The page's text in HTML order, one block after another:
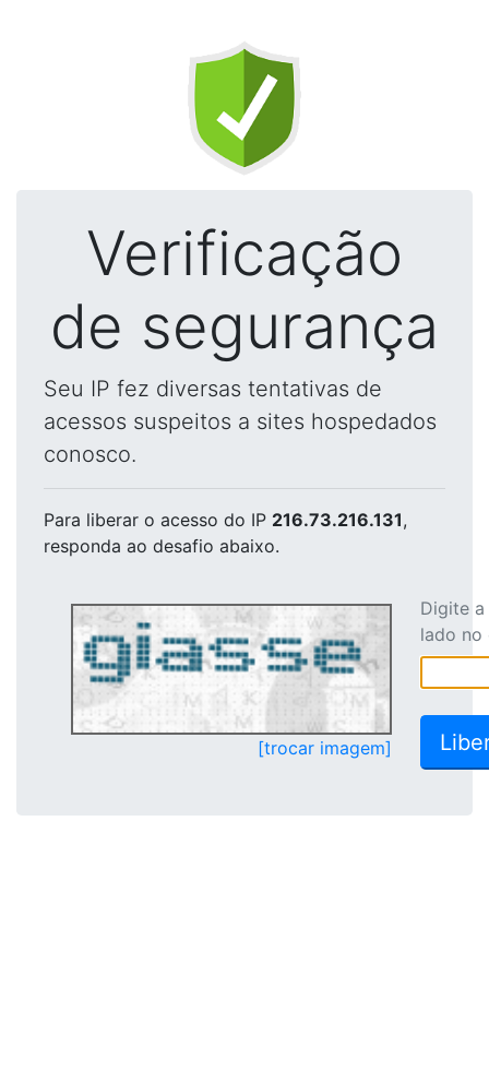
Verificação
de segurança
Seu IP fez diversas tentativas de
acessos suspeitos a sites hospedados
conosco.
Para liberar o acesso do IP 216.73.216.131,
responda ao desafio abaixo.
[trocar imagem]
Digite
lado no